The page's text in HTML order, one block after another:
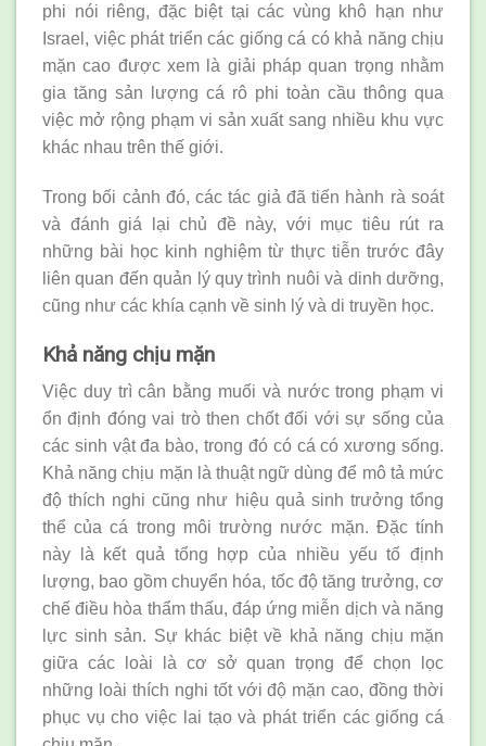
phi nói riêng, đặc biệt tại các vùng khô hạn như
Israel, việc phát triển các giống cá có khả năng chịu
mặn cao được xem là giải pháp quan trọng nhằm
gia tăng sản lượng cá rô phi toàn cầu thông qua
việc mở rộng phạm vi sản xuất sang nhiều khu vực
khác nhau trên thế giới.
Trong bối cảnh đó, các tác giả đã tiến hành rà soát
và đánh giá lại chủ đề này, với mục tiêu rút ra
những bài học kinh nghiệm từ thực tiễn trước đây
liên quan đến quản lý quy trình nuôi và dinh dưỡng,
cũng như các khía cạnh về sinh lý và di truyền học.
Khả năng chịu mặn
Việc duy trì cân bằng muối và nước trong phạm vi
ổn định đóng vai trò then chốt đối với sự sống của
các sinh vật đa bào, trong đó có cá có xương sống.
Khả năng chịu mặn là thuật ngữ dùng để mô tả mức
độ thích nghi cũng như hiệu quả sinh trưởng tổng
thể của cá trong môi trường nước mặn. Đặc tính
này là kết quả tổng hợp của nhiều yếu tố định
lượng, bao gồm chuyển hóa, tốc độ tăng trưởng, cơ
chế điều hòa thẩm thấu, đáp ứng miễn dịch và năng
lực sinh sản. Sự khác biệt về khả năng chịu mặn
giữa các loài là cơ sở quan trọng để chọn lọc
những loài thích nghi tốt với độ mặn cao, đồng thời
phục vụ cho việc lai tạo và phát triển các giống cá